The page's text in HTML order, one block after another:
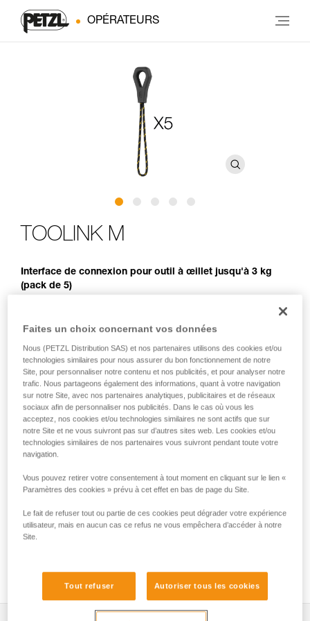
OPÉRATEURS
TOOLINK M
Interface de connexion pour outil à œillet jusqu'à 3 kg
(pack de 5)
TOOLINK M est une interface qui permet de connecter et de
sécuriser un outil à œillet intégré jusqu'à 3 kg, lors des
permet un clippage et déclippage rapides, pour des
manipulations facilitées.
HOW TO Use our solutions for dropped tool
prevention
Faites un choix concernant vos données
Nous (PETZL Distribution SAS) et nos partenaires utilisons des cookies et/ou
technologies similaires pour nous assurer du bon fonctionnement de notre
Site, pour personnaliser notre contenu et nos publicités, et pour analyser notre
trafic. Nous partageons également des informations, quant à votre navigation
sur notre Site, avec nos partenaires analytiques, publicitaires et de réseaux
sociaux afin de personnaliser nos publicités. Dans le cas où vous les
acceptez, nos cookies et/ou technologies similaires ne sont actifs que sur
notre Site et ne vous suivront pas sur d’autres sites web. Les cookies et/ou
technologies similaires de nos partenaires vous suivront pendant toute votre
navigation.
Vous pouvez retirer votre consentement à tout moment en cliquant sur le lien «
Paramètres des cookies » prévu à cet effet en bas de page du Site.
Le fait de refuser tout ou partie de ces cookies peut dégrader votre expérience
utilisateur, mais en aucun cas ce refus ne vous empêchera d’accéder à notre
Site.
Tout refuser Autoriser tous les cookies